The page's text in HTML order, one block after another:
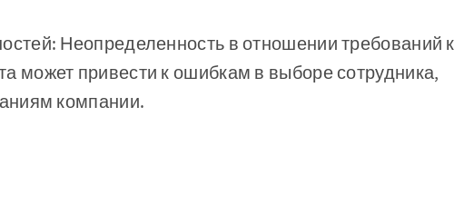
Неопределенность в отношении требований к
может привести к ошибкам в выборе сотрудника,
компании.